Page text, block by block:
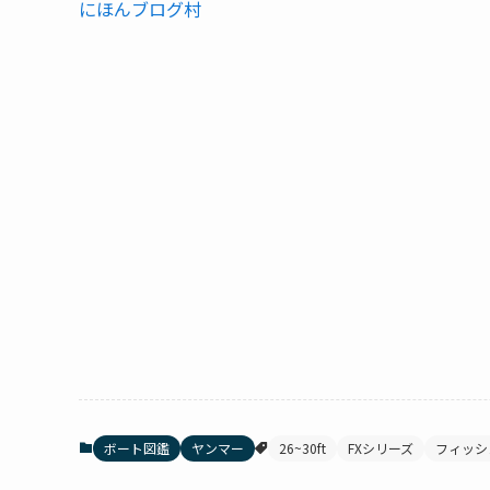
にほんブログ村
ボート図鑑 ヤンマー 26~30ft FXシリーズ フィッ